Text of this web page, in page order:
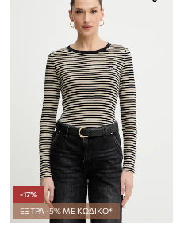
-17%
ΕΞΤΡΑ -5% ΜΕ ΚΩΔΙΚΟ*